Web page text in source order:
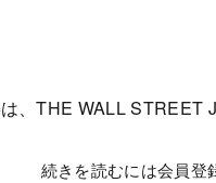
、THE WALL STREET
続きを読むには会員登